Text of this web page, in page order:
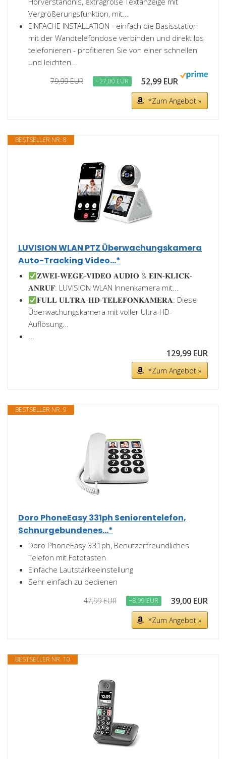
Vergrößerungsfunktion, mit...
EINFACHE INSTALLATION - einfach die Basisstation
mit der Wandtelefondose verbinden und direkt los
telefonieren - profitieren Sie von einer schnellen
und leichten...
79,99 EUR −27,00 EUR 52,99 EUR
*Zum Angebot »
BESTSELLER NR. 8
LUVISION WLAN PTZ Überwachungskamera
Auto-Tracking Video...*
𝐙𝐖𝐄𝐈-𝐖𝐄𝐆𝐄-𝐕𝐈𝐃𝐄𝐎 𝐀𝐔𝐃𝐈𝐎 & 𝐄𝐈𝐍-𝐊𝐋𝐈𝐂𝐊-
𝐀𝐍𝐑𝐔𝐅: LUVISION WLAN Innenkamera mit...
𝐅𝐔𝐋𝐋 𝐔𝐋𝐓𝐑𝐀-𝐇𝐃-𝐓𝐄𝐋𝐄𝐅𝐎𝐍𝐊𝐀𝐌𝐄𝐑𝐀: Diese
Überwachungskamera mit voller Ultra-HD-
Auflösung...
...
129,99 EUR
*Zum Angebot »
BESTSELLER NR. 9
Doro PhoneEasy 331ph Seniorentelefon,
Schnurgebundenes...*
Doro PhoneEasy 331ph, Benutzerfreundliches
Telefon mit Fototasten
Einfache Lautstärkeeinstellung
Sehr einfach zu bedienen
47,99 EUR −8,99 EUR 39,00 EUR
*Zum Angebot »
BESTSELLER NR. 10